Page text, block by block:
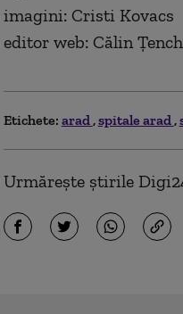
imagini: Cristi Kovacs
editor web: Călin
Etichete: arad spitale arad
Urmărește știrile